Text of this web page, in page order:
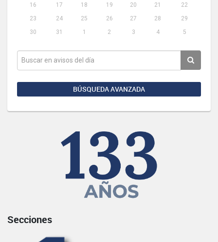
16
17 18 19 20 21
22
23
24 25 26 27 28
29
30
31 1 2 3 4 5
BÚSQUEDA AVANZADA
Secciones